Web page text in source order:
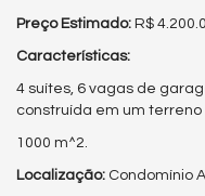
Preço Estimado: R$
Características:
4 suítes, 6 vagas de
construída em um terreno
1000 m^2.
Localização: Condomínio